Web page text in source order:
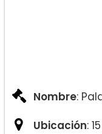
Nombre:
Ubicación: